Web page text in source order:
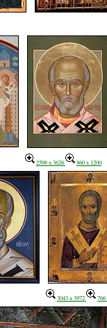
2598 x 3626 860 x 1200
3043 x 3972 766